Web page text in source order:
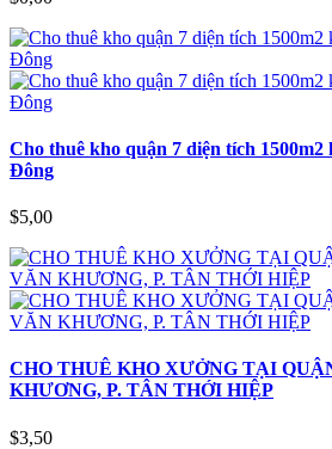
Cho thuê kho quận 7 diện tích
Đông
$5,00
CHO THUÊ KHO XƯỞNG TẠI
KHƯƠNG, P. TÂN THỚI HIỆP
$3,50